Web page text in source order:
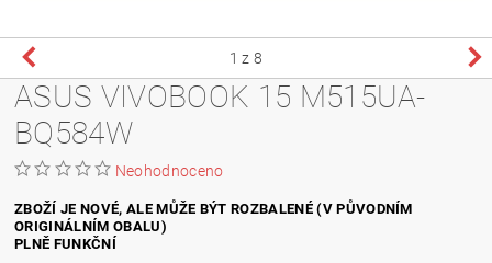
1 z 8
ASUS VIVOBOOK 15 ‎M515UA-
BQ584W
Neohodnoceno
ZBOŽÍ JE NOVÉ, ALE MŮŽE BÝT ROZBALENÉ (V PŮVODNÍM
ORIGINÁLNÍM OBALU)
PLNĚ FUNKČNÍ